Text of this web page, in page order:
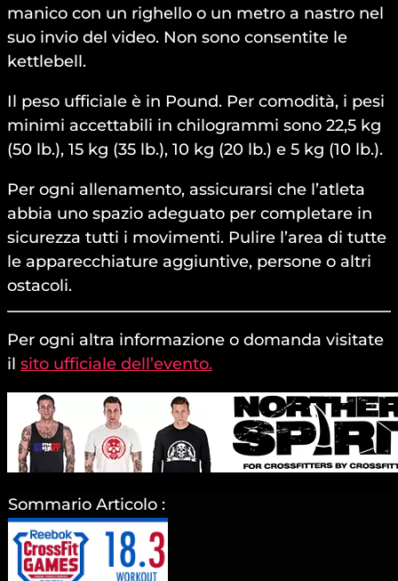
manico con un righello o un metro a nastro nel
suo invio del video. Non sono consentite le
kettlebell.
Il peso ufficiale è in Pound. Per comodità, i pesi
minimi accettabili in chilogrammi sono 22,5 kg
(50 lb.), 15 kg (35 lb.), 10 kg (20 lb.) e 5 kg (10 lb.).
Per ogni allenamento, assicurarsi che l’atleta
abbia uno spazio adeguato per completare in
sicurezza tutti i movimenti. Pulire l’area di tutte
le apparecchiature aggiuntive, persone o altri
ostacoli.
Per ogni altra informazione o domanda visitate
il sito ufficiale dell’evento.
Sommario Articolo :